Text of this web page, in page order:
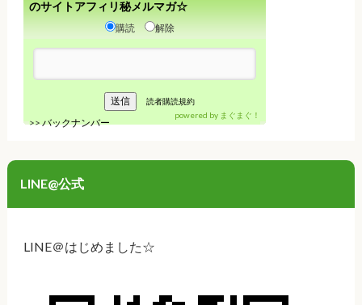
のサイトアフィリ秘メルマガ☆
購読 解除
読者購読規約
>>バックナンバー
powered by まぐまぐ！
LINE@公式
LINE＠はじめました☆